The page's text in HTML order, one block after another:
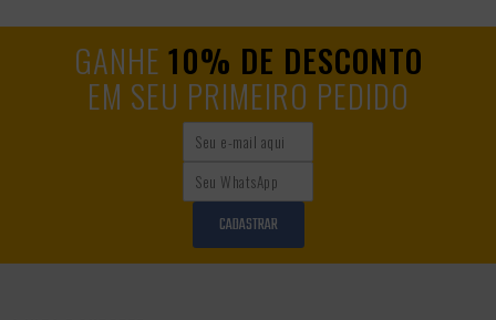
GANHE 10% DE DESCONTO
EM SEU PRIMEIRO PEDIDO
CADASTRAR